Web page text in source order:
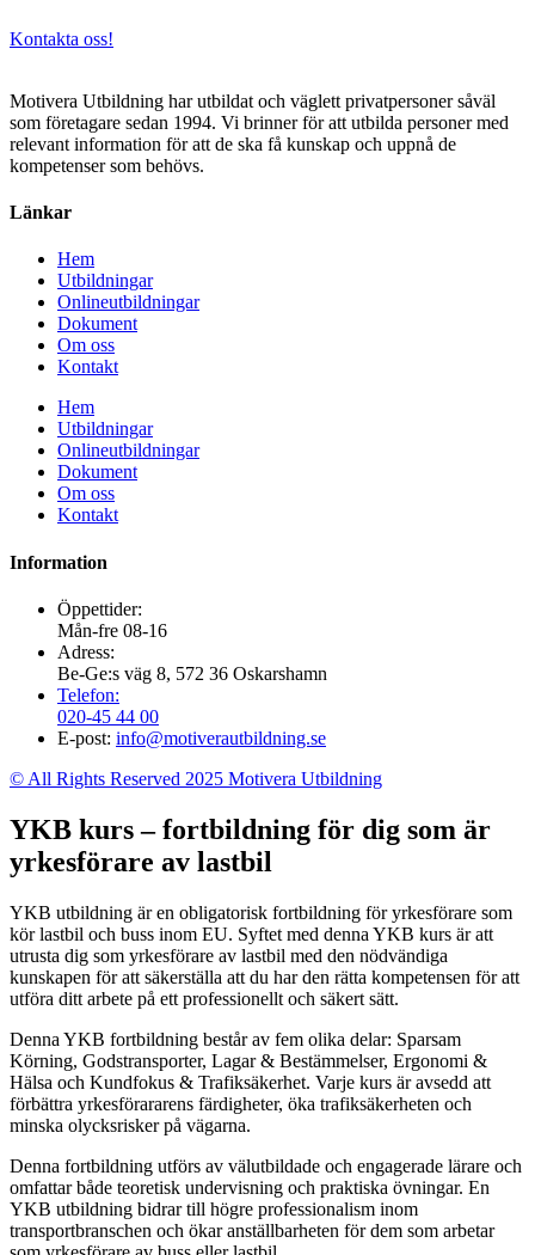
Kontakta oss!
Motivera Utbildning har utbildat och väglett privatpersoner såväl
som företagare sedan 1994. Vi brinner för att utbilda personer med
relevant information för att de ska få kunskap och uppnå de
kompetenser som behövs.
Länkar
Hem
Utbildningar
Onlineutbildningar
Dokument
Om oss
Kontakt
Hem
Utbildningar
Onlineutbildningar
Dokument
Om oss
Kontakt
Information
Öppettider:
Mån-fre 08-16
Adress:
Be-Ge:s väg 8, 572 36 Oskarshamn
Telefon:
020-45 44 00
E-post: info@motiverautbildning.se
© All Rights Reserved 2025 Motivera Utbildning
YKB kurs – fortbildning för dig som är
yrkesförare av lastbil
YKB utbildning är en obligatorisk fortbildning för yrkesförare som
kör lastbil och buss inom EU. Syftet med denna YKB kurs är att
utrusta dig som yrkesförare av lastbil med den nödvändiga
kunskapen för att säkerställa att du har den rätta kompetensen för att
utföra ditt arbete på ett professionellt och säkert sätt.
Denna YKB fortbildning består av fem olika delar: Sparsam
Körning, Godstransporter, Lagar & Bestämmelser, Ergonomi &
Hälsa och Kundfokus & Trafiksäkerhet. Varje kurs är avsedd att
förbättra yrkesförararens färdigheter, öka trafiksäkerheten och
minska olycksrisker på vägarna.
Denna fortbildning utförs av välutbildade och engagerade lärare och
omfattar både teoretisk undervisning och praktiska övningar. En
YKB utbildning bidrar till högre professionalism inom
transportbranschen och ökar anställbarheten för dem som arbetar